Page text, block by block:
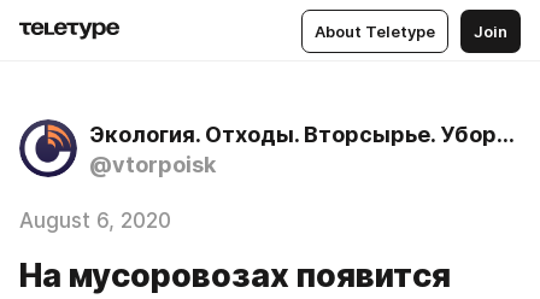
About Teletype Join
Экология. Отходы. Вторсырье. Уборка территории. Вывоз мусора.
@vtorpoisk
August 6, 2020
На мусоровозах появится